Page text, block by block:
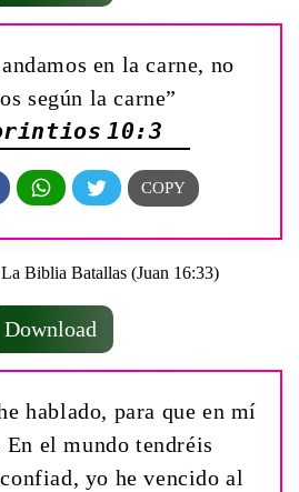
en la carne, no
según la carne”
10:3
Download
hablado, para que en mí
En el mundo tendréis
yo he vencido al